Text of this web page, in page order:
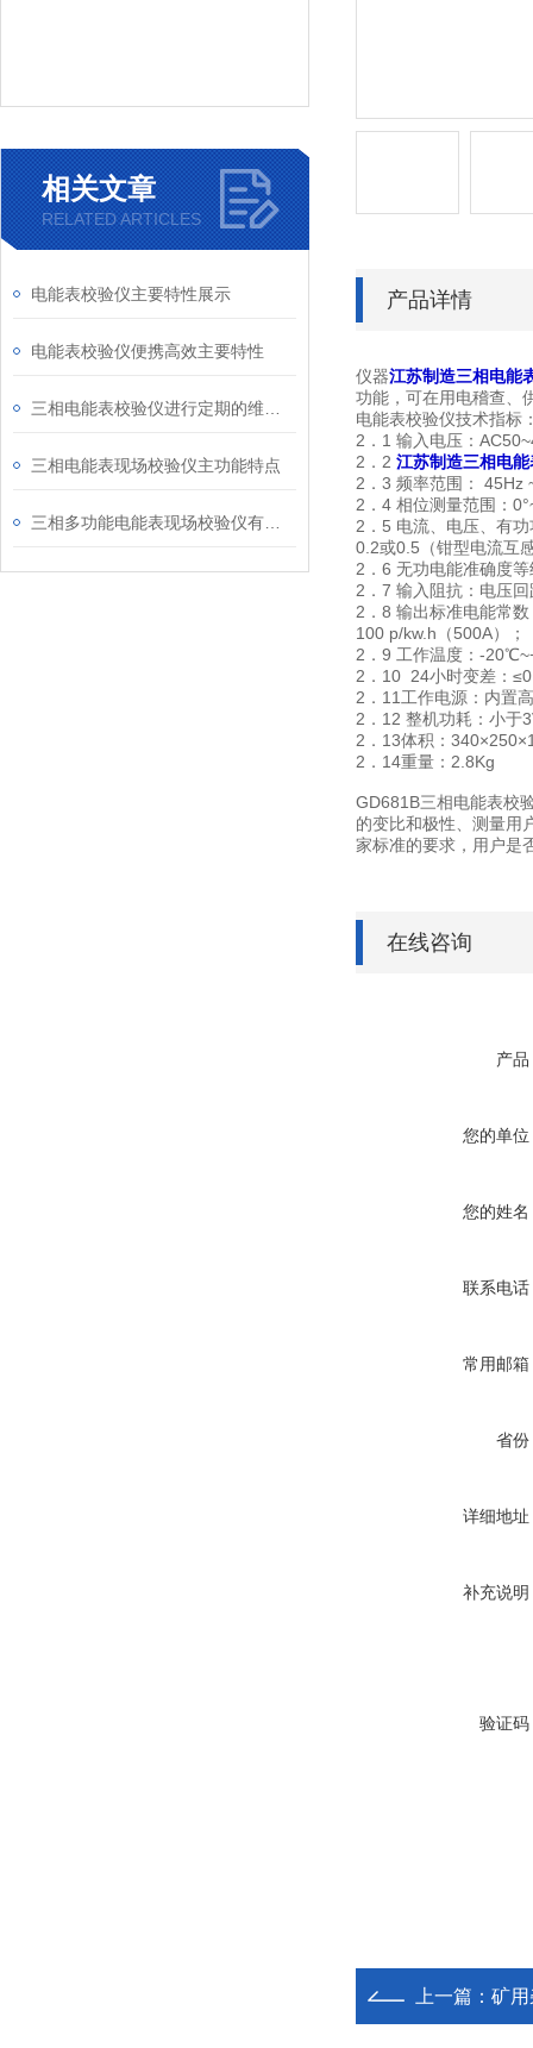
相关文章
RELATED ARTICLES
电能表校验仪主要特性展示
电能表校验仪便携高效主要特性
三相电能表现场校验仪主功能特点
产品详情
仪器江苏制造三相电能
功能，可在用电稽查、
电能表校验仪技术指标
2．1 输入电压：
2．2 江苏制造三相电
2．3 频率范围：
2．4 相位测量范围：
2．5 电流、电压、有
0.2或0.5（钳型电流互
2．6 无功电能准确度
2．7 输入阻抗：电压
2．8 输出标准电能常
100 p/kw.h（500A）；
2．9 工作温度：-
2．10 24小时变差：
2．11工作电源：内置
2．12 整机功耗：小于
2．13体积：
2．14重量：2.8Kg
GD681B三相电能表校
的变比和极性、测量用
家标准的要求，用户是
在线咨询
产品
您的单位
您的姓名
联系电话
常用邮箱
省份
详细地址
补充说明
验证码
上一篇： 矿